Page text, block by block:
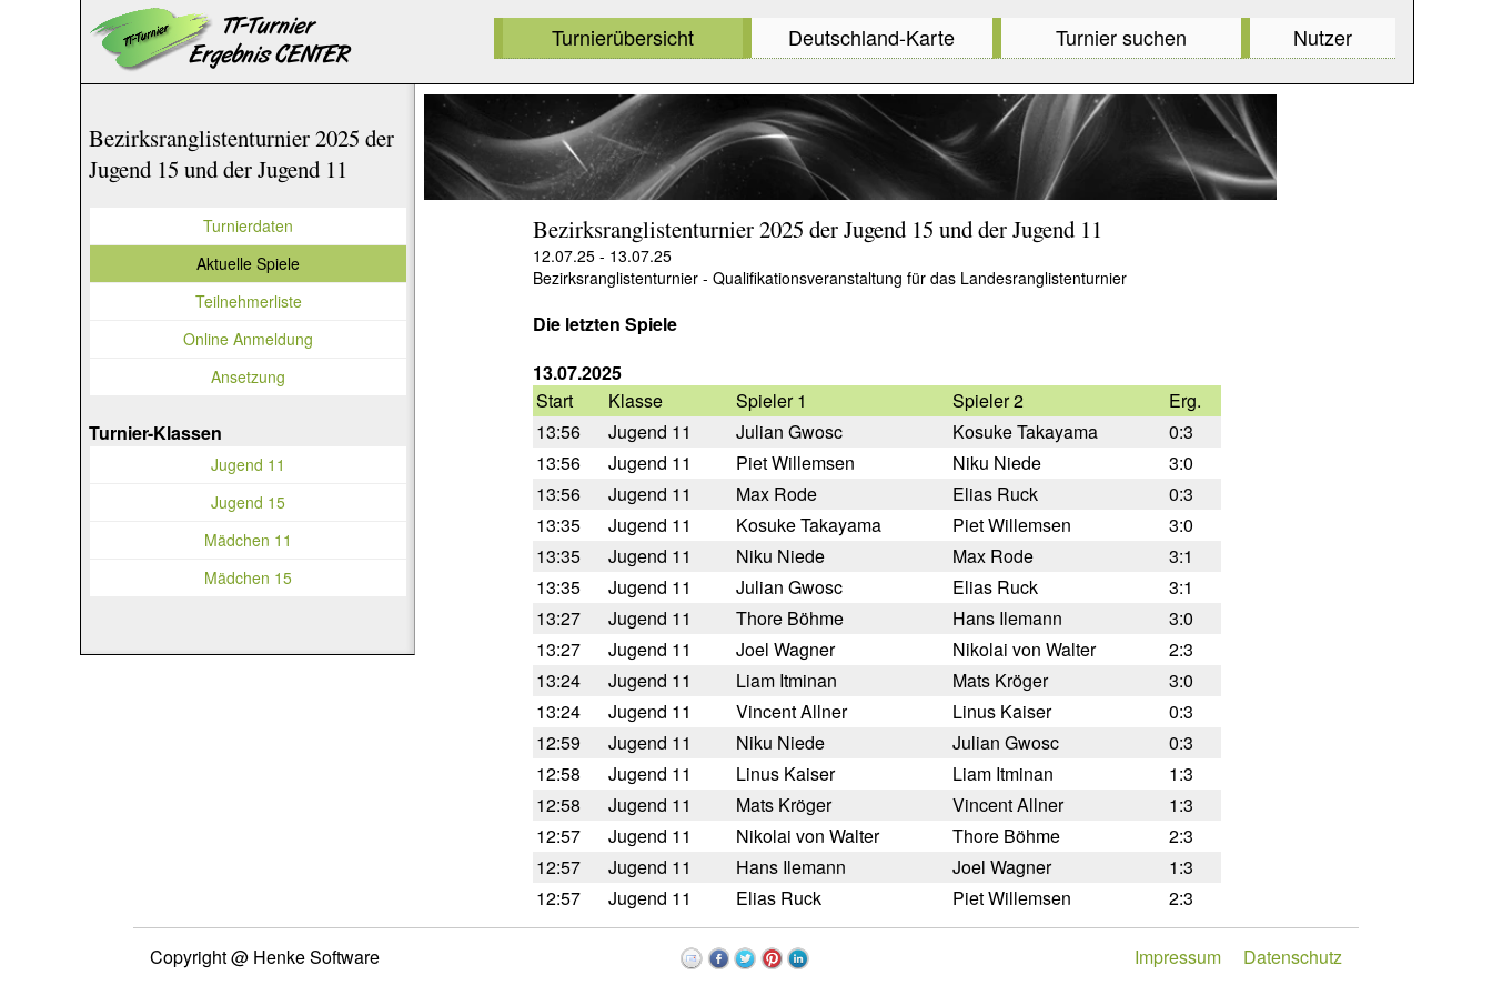
Turnierübersicht Deutschland-Karte Turnier suchen Nutzer
Bezirksranglistenturnier 2025 der Jugend 15 und der Jugend 11
12.07.25 - 13.07.25
Bezirksranglistenturnier - Qualifikationsveranstaltung für das Landesranglistenturnier
Die letzten Spiele
13.07.2025
Start
Klasse Spieler 1 Spieler 2
Erg.
13:56
Jugend 11 Julian Gwosc Kosuke Takayama
0:3
13:56
Jugend 11 Piet Willemsen Niku Niede
3:0
13:56
Jugend 11 Max Rode Elias Ruck
0:3
13:35
Jugend 11 Kosuke Takayama Piet Willemsen
3:0
13:35
Jugend 11 Niku Niede Max Rode
3:1
13:35
Jugend 11 Julian Gwosc Elias Ruck
3:1
13:27
Jugend 11 Thore Böhme Hans Ilemann
3:0
13:27
Jugend 11 Joel Wagner Nikolai von Walter
2:3
13:24
Jugend 11 Liam Itminan Mats Kröger
3:0
13:24
Jugend 11 Vincent Allner Linus Kaiser
0:3
12:59
Jugend 11 Niku Niede Julian Gwosc
0:3
12:58
Jugend 11 Linus Kaiser Liam Itminan
1:3
12:58
Jugend 11 Mats Kröger Vincent Allner
1:3
12:57
Jugend 11 Nikolai von Walter Thore Böhme
2:3
12:57
Jugend 11 Hans Ilemann Joel Wagner
1:3
12:57
Jugend 11 Elias Ruck Piet Willemsen 2:3
Bezirksranglistenturnier 2025 der
Jugend 15 und der Jugend 11
Turnierdaten
Aktuelle Spiele
Teilnehmerliste
Online Anmeldung
Ansetzung
Turnier-Klassen
Jugend 11
Jugend 15
Mädchen 11
Mädchen 15
Copyright @ Henke Software Datenschutz
Impressum